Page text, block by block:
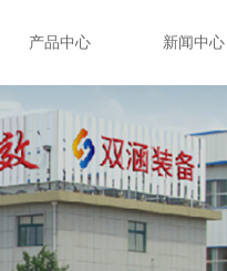
产品中心 新闻中心